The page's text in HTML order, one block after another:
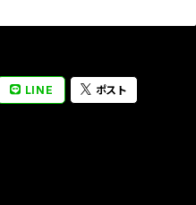
LINE ポスト